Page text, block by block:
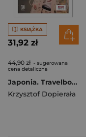
KSIĄŻKA
31,92 zł
44,90 zł - sugerowana
cena detaliczna
Japonia. Travelbook wyd. 2
Krzysztof Dopierała